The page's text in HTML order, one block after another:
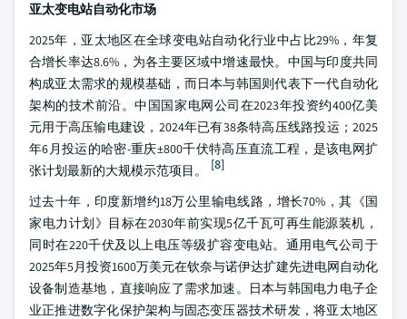
亚太变电站自动化市场
2025年，亚太地区在全球变电站自动化行业中占比29%，年复
合增长率达8.6%，为各主要区域中增速最快。中国与印度共同
构成亚太需求的规模基础，而日本与韩国则代表下一代自动化
架构的技术前沿。中国国家电网公司在2023年投资约400亿美
元用于高压输电建设，2024年已有38条特高压线路投运；2025
年6月投运的哈密-重庆±800千伏特高压直流工程，是该电网扩
张计划最新的大规模示范项目。
[8]
过去十年，印度新增约18万公里输电线路，增长70%，其《国
家电力计划》目标在2030年前实现5亿千瓦可再生能源装机，
同时在220千伏及以上电压等级扩容变电站。通用电气公司于
2025年5月投资1600万美元在钦奈与诺伊达扩建先进电网自动化
设备制造基地，直接响应了需求加速。日本与韩国电力电子企
业正推进数字化保护架构与固态变压器技术研发，将亚太地区